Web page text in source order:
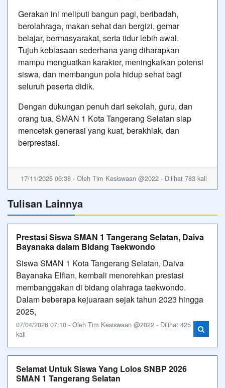
Gerakan ini meliputi bangun pagi, beribadah,
berolahraga, makan sehat dan bergizi, gemar
belajar, bermasyarakat, serta tidur lebih awal.
Tujuh kebiasaan sederhana yang diharapkan
mampu menguatkan karakter, meningkatkan potensi
siswa, dan membangun pola hidup sehat bagi
seluruh peserta didik.
Dengan dukungan penuh dari sekolah, guru, dan
orang tua, SMAN 1 Kota Tangerang Selatan siap
mencetak generasi yang kuat, berakhlak, dan
berprestasi.
17/11/2025 06:38 - Oleh Tim Kesiswaan @2022 - Dilihat 783 kali
Tulisan Lainnya
Prestasi Siswa SMAN 1 Tangerang Selatan, Daiva
Bayanaka dalam Bidang Taekwondo
Siswa SMAN 1 Kota Tangerang Selatan, Daiva
Bayanaka Elfian, kembali menorehkan prestasi
membanggakan di bidang olahraga taekwondo.
Dalam beberapa kejuaraan sejak tahun 2023 hingga
2025,
07/04/2026 07:10 - Oleh Tim Kesiswaan @2022 - Dilihat 425
kali
Selamat Untuk Siswa Yang Lolos SNBP 2026
SMAN 1 Tangerang Selatan